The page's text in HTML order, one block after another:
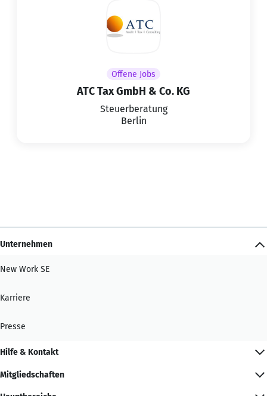
Offene Jobs
ATC Tax GmbH & Co. KG
Steuerberatung
Berlin
Unternehmen
New Work SE
Karriere
Presse
Hilfe & Kontakt
Mitgliedschaften